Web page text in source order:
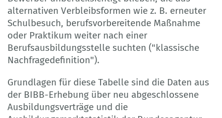
alternativen Verbleibsformen wie z. B. erneuter
Schulbesuch, berufsvorbereitende Maßnahme
oder Praktikum weiter nach einer
Berufsausbildungsstelle suchten ("klassische
Nachfragedefinition").
Grundlagen für diese Tabelle sind die Daten aus
der BIBB-Erhebung über neu abgeschlossene
Ausbildungsverträge und die